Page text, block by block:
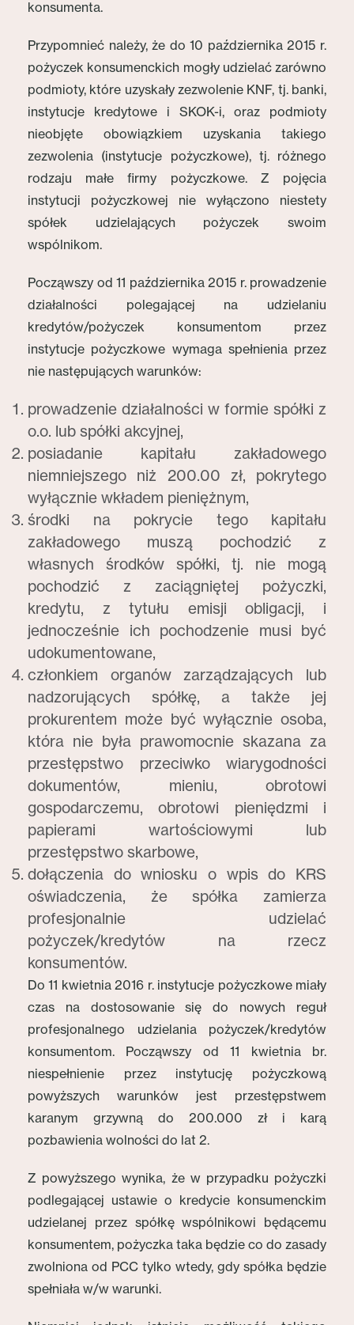
konsumenta.
Przypomnieć należy, że do 10 października 2015 r.
pożyczek konsumenckich mogły udzielać zarówno
podmioty, które uzyskały zezwolenie KNF, tj. banki,
instytucje kredytowe i SKOK-i, oraz podmioty
nieobjęte obowiązkiem uzyskania takiego
zezwolenia (instytucje pożyczkowe), tj. różnego
rodzaju małe firmy pożyczkowe. Z pojęcia
instytucji pożyczkowej nie wyłączono niestety
spółek udzielających pożyczek swoim
wspólnikom.
Począwszy od 11 października 2015 r. prowadzenie
działalności polegającej na udzielaniu
kredytów/pożyczek konsumentom przez
instytucje pożyczkowe wymaga spełnienia przez
nie następujących warunków:
prowadzenie działalności w formie spółki z
o.o. lub spółki akcyjnej,
posiadanie kapitału zakładowego
niemniejszego niż 200.00 zł, pokrytego
wyłącznie wkładem pieniężnym,
środki na pokrycie tego kapitału
zakładowego muszą pochodzić z
własnych środków spółki, tj. nie mogą
pochodzić z zaciągniętej pożyczki,
kredytu, z tytułu emisji obligacji, i
jednocześnie ich pochodzenie musi być
udokumentowane,
członkiem organów zarządzających lub
nadzorujących spółkę, a także jej
prokurentem może być wyłącznie osoba,
która nie była prawomocnie skazana za
przestępstwo przeciwko wiarygodności
dokumentów, mieniu, obrotowi
gospodarczemu, obrotowi pieniędzmi i
papierami wartościowymi lub
przestępstwo skarbowe,
dołączenia do wniosku o wpis do KRS
oświadczenia, że spółka zamierza
profesjonalnie udzielać
pożyczek/kredytów na rzecz
konsumentów.
Do 11 kwietnia 2016 r. instytucje pożyczkowe miały
czas na dostosowanie się do nowych reguł
profesjonalnego udzielania pożyczek/kredytów
konsumentom. Począwszy od 11 kwietnia br.
niespełnienie przez instytucję pożyczkową
powyższych warunków jest przestępstwem
karanym grzywną do 200.000 zł i karą
pozbawienia wolności do lat 2.
Z powyższego wynika, że w przypadku pożyczki
podlegającej ustawie o kredycie konsumenckim
udzielanej przez spółkę wspólnikowi będącemu
konsumentem, pożyczka taka będzie co do zasady
zwolniona od PCC tylko wtedy, gdy spółka będzie
spełniała w/w warunki.